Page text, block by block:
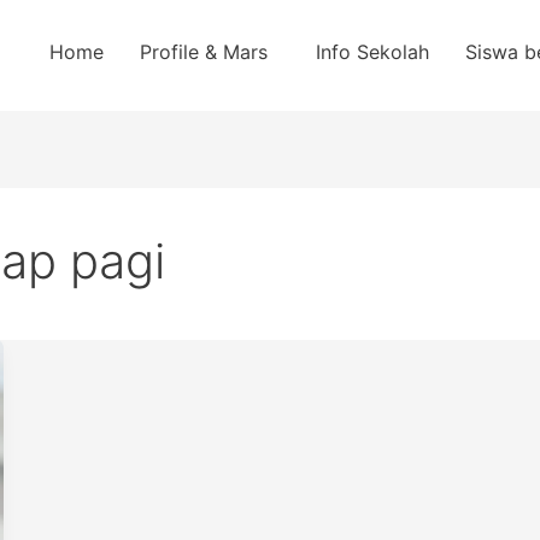
Home Profile & Mars Info Sekolah Siswa
pagi